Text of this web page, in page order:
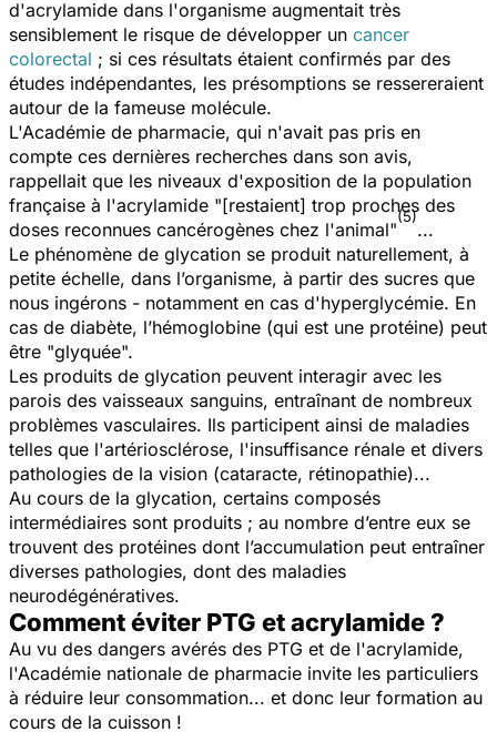
d'acrylamide dans l'organisme augmentait très
sensiblement le risque de développer un cancer
colorectal ; si ces résultats étaient confirmés par des
études indépendantes, les présomptions se ressereraient
autour de la fameuse molécule.
L'Académie de pharmacie, qui n'avait pas pris en
compte ces dernières recherches dans son avis,
rappellait que les niveaux d'exposition de la population
française à l'acrylamide "[restaient] trop proches des
doses reconnues cancérogènes chez l'animal"
(5)
...
Le phénomène de glycation se produit naturellement, à
petite échelle, dans l’organisme, à partir des sucres que
nous ingérons - notamment en cas d'hyperglycémie. En
cas de diabète, l’hémoglobine (qui est une protéine) peut
être "glyquée".
Les produits de glycation peuvent interagir avec les
parois des vaisseaux sanguins, entraînant de nombreux
problèmes vasculaires. Ils participent ainsi de maladies
telles que l'artériosclérose, l'insuffisance rénale et divers
pathologies de la vision (cataracte, rétinopathie)...
Au cours de la glycation, certains composés
intermédiaires sont produits ; au nombre d’entre eux se
trouvent des protéines dont l’accumulation peut entraîner
diverses pathologies, dont des maladies
neurodégénératives.
Comment éviter PTG et acrylamide ?
Au vu des dangers avérés des PTG et de l'acrylamide,
l'Académie nationale de pharmacie invite les particuliers
à réduire leur consommation... et donc leur formation au
cours de la cuisson !